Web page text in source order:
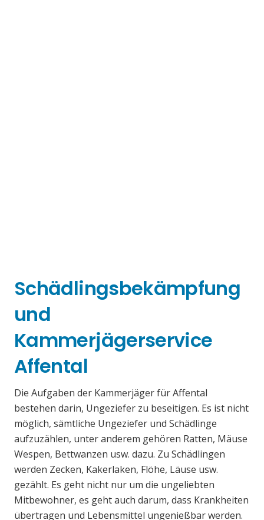
Schädlingsbekämpfung
und
Kammerjägerservice
Affental
Die Aufgaben der Kammerjäger für Affental
bestehen darin, Ungeziefer zu beseitigen. Es ist nicht
möglich, sämtliche Ungeziefer und Schädlinge
aufzuzählen, unter anderem gehören Ratten, Mäuse
Wespen, Bettwanzen usw. dazu. Zu Schädlingen
werden Zecken, Kakerlaken, Flöhe, Läuse usw.
gezählt. Es geht nicht nur um die ungeliebten
Mitbewohner, es geht auch darum, dass Krankheiten
übertragen und Lebensmittel ungenießbar werden.